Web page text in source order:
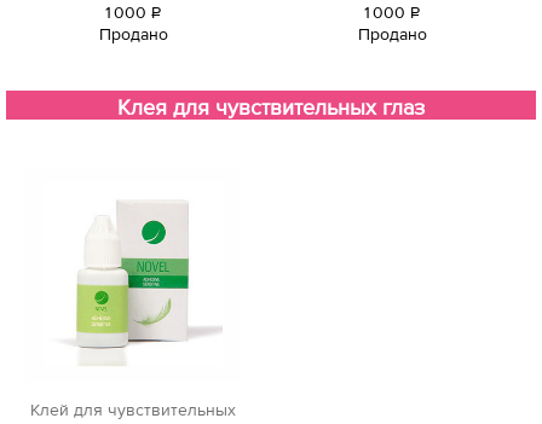
1000 Р
уб.
Продано
1000 Р
уб.
Продано
Клея для чувствительных глаз
Клей для чувствительных